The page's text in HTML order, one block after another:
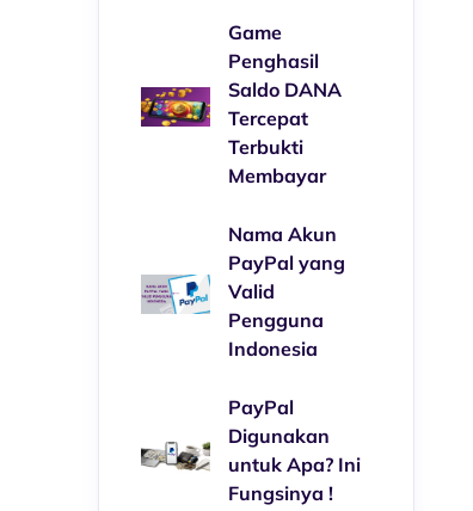
Game
Penghasil
Saldo DANA
Tercepat
Terbukti
Membayar
Nama Akun
PayPal yang
Valid
Pengguna
Indonesia
PayPal
Digunakan
untuk Apa? Ini
Fungsinya !